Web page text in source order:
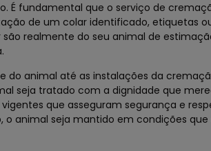
É fundamental que o serviço de
de um colar identificado, etiquetas
realmente do seu animal de
animal até as instalações da
seja tratado com a dignidade que
que asseguram segurança e
o animal seja mantido em condições